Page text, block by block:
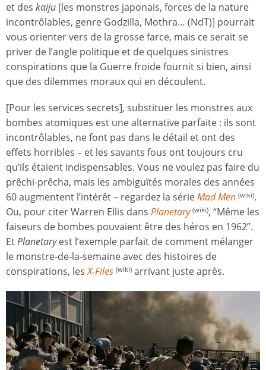
et des kaiju [les monstres japonais, forces de la nature
incontrôlables, genre Godzilla, Mothra… (NdT)] pourrait
vous orienter vers de la grosse farce, mais ce serait se
priver de l’angle politique et de quelques sinistres
conspirations que la Guerre froide fournit si bien, ainsi
que des dilemmes moraux qui en découlent.
[Pour les services secrets], substituer les monstres aux
bombes atomiques est une alternative parfaite : ils sont
incontrôlables, ne font pas dans le détail et ont des
effets horribles – et les savants fous ont toujours cru
qu’ils étaient indispensables. Vous ne voulez pas faire du
prêchi-prêcha, mais les ambiguïtés morales des années
60 augmentent l’intérêt – regardez la sérieMad Men (wiki).
Ou, pour citer Warren Ellis dans Planetary (wiki), “Même les
faiseurs de bombes pouvaient être des héros en 1962”.
EtPlanetaryest l’exemple parfait de comment mélanger
le monstre-de-la-semaine avec des histoires de
conspirations, lesX-Files (wiki) arrivant juste après.